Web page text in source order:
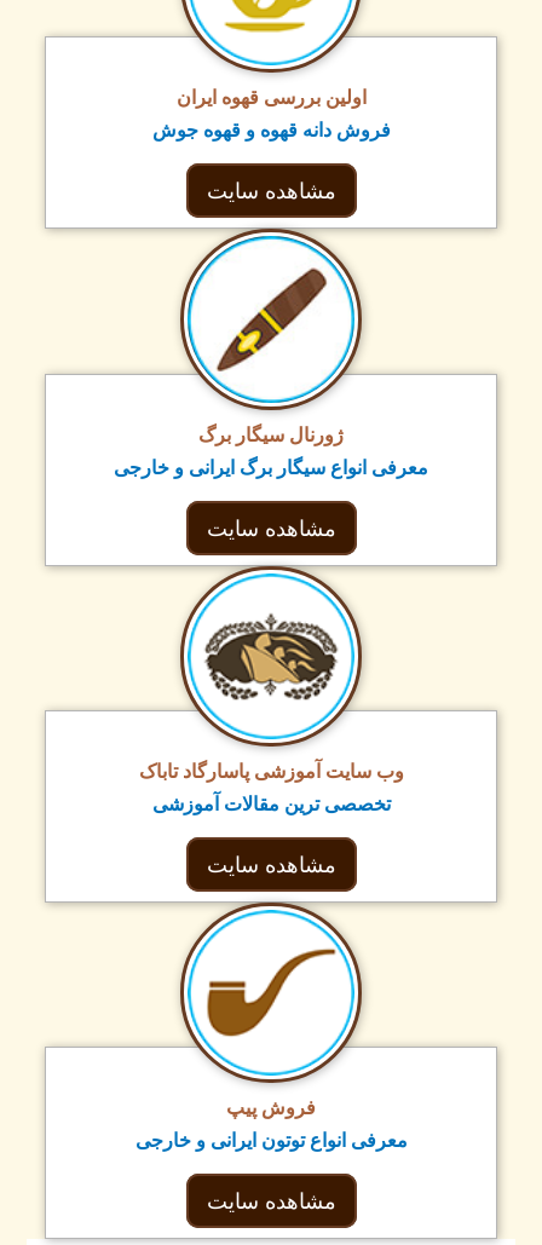
اولین بررسی قهوه ایران
فروش دانه قهوه و قهوه جوش
مشاهده سایت
ژورنال سیگار برگ
معرفی انواع سیگار برگ ایرانی و خارجی
مشاهده سایت
وب سایت آموزشی پاسارگاد تاباک
تخصصی ترین مقالات آموزشی
مشاهده سایت
فروش پیپ
معرفی انواع توتون ایرانی و خارجی
مشاهده سایت